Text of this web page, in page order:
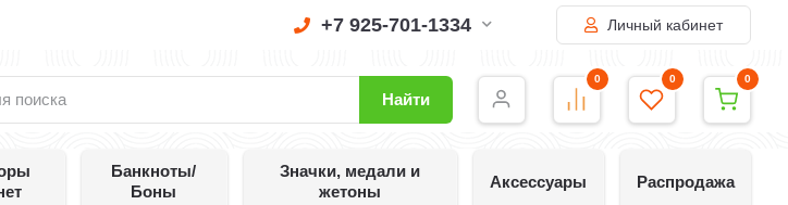
+7 925-701-1334 Личный кабинет
Найти
0 0 0
Банкноты/
Боны
Значки, медали и
жетоны
Аксессуары Распродажа